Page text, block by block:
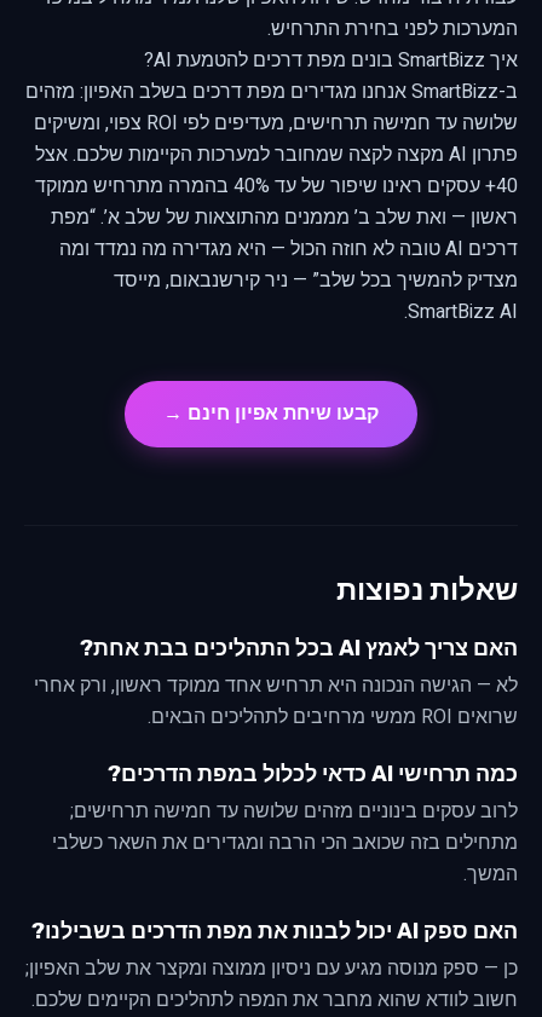
המערכות לפני בחירת התרחיש.
איך SmartBizz בונים מפת דרכים להטמעת AI?
ב-SmartBizz אנחנו מגדירים מפת דרכים בשלב האפיון: מזהים
שלושה עד חמישה תרחישים, מעדיפים לפי ROI צפוי, ומשיקים
פתרון AI מקצה לקצה
שמחובר למערכות הקיימות שלכם. אצל
40+ עסקים ראינו שיפור של עד 40% בהמרה מתרחיש ממוקד
ראשון — ואת שלב ב’ מממנים מהתוצאות של שלב א’. “מפת
דרכים AI טובה לא חוזה הכול — היא מגדירה מה נמדד ומה
מצדיק להמשיך בכל שלב” — ניר קירשנבאום, מייסד
SmartBizz AI.
קבעו שיחת אפיון חינם →
שאלות נפוצות
האם צריך לאמץ AI בכל התהליכים בבת אחת?
לא — הגישה הנכונה היא תרחיש אחד ממוקד ראשון, ורק אחרי
שרואים ROI ממשי מרחיבים לתהליכים הבאים.
כמה תרחישי AI כדאי לכלול במפת הדרכים?
לרוב עסקים בינוניים מזהים שלושה עד חמישה תרחישים;
מתחילים בזה שכואב הכי הרבה ומגדירים את השאר כשלבי
המשך.
האם ספק AI יכול לבנות את מפת הדרכים בשבילנו?
כן — ספק מנוסה מגיע עם ניסיון ממוצה ומקצר את שלב האפיון;
חשוב לוודא שהוא מחבר את המפה לתהליכים הקיימים שלכם.